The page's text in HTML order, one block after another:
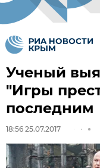
Ученый
"Игры
последним
18:56 25.07.2017